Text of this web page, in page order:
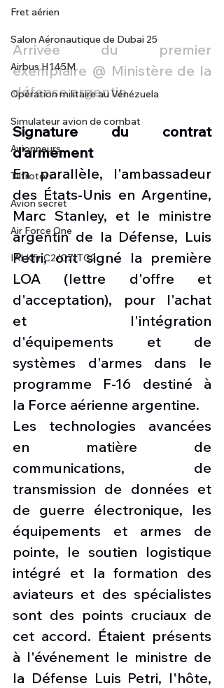
Fret aérien
Salon Aéronautique de Dubaï 25
Airbus H145M
Opération militaire au Vénézuela
Simulateur avion de combat
Avionneurs
Tiltrotors
Avion secret
Air Force One
IAI Kfir C2/C7/TC2
Arrivée du premier
exemplaire @ Ministère de la
défense argentin
Signature du contrat
d’armement
En parallèle, l'ambassadeur
des États-Unis en Argentine,
Marc Stanley, et le ministre
argentin de la Défense, Luis
Petri, ont signé la première
LOA (lettre d'offre et
d'acceptation), pour l'achat
et l'intégration
d'équipements et de
systèmes d'armes dans le
programme F-16 destiné à
la Force aérienne argentine.
Les technologies avancées
en matière de
communications, de
transmission de données et
de guerre électronique, les
équipements et armes de
pointe, le soutien logistique
intégré et la formation des
aviateurs et des spécialistes
sont des points cruciaux de
cet accord. Étaient présents
à l'événement le ministre de
la Défense Luis Petri, l'hôte,